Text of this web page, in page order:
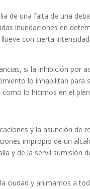
de una falta de una
inundaciones en
con cierta
si la inhibición por
lo inhabilitan para
lo hicimos en el
y la asunción de
impropio de un
y de la servil sumisión
ciudad y animamos a